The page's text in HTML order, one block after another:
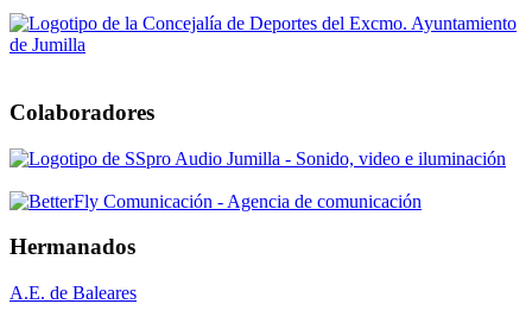
Colaboradores
Hermanados
A.E. de Baleares